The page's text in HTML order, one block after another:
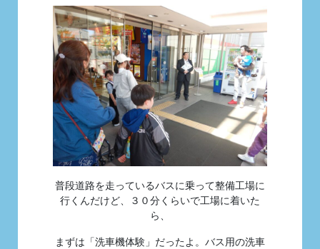
普段道路を走っているバスに乗って整備工場に
行くんだけど、３０分くらいで工場に着いた
ら、
まずは「洗車機体験」だったよ。バス用の洗車